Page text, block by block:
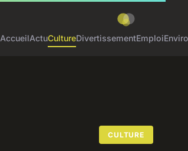
AccueilActuCultureDivertissementEmploi
CULTURE